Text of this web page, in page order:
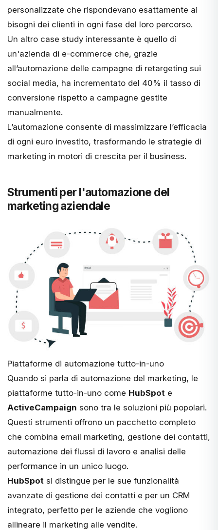
personalizzate che rispondevano esattamente ai
bisogni dei clienti in ogni fase del loro percorso.
Un altro case study interessante è quello di
un'azienda di e-commerce che, grazie
all’automazione delle campagne di retargeting sui
social media, ha incrementato del 40% il tasso di
conversione rispetto a campagne gestite
manualmente.
L’automazione consente di massimizzare l’efficacia
di ogni euro investito, trasformando le strategie di
marketing in motori di crescita per il business.
Strumenti per l'automazione del
marketing aziendale
Piattaforme di automazione tutto-in-uno
Quando si parla di automazione del marketing, le
piattaforme tutto-in-uno come HubSpot e
ActiveCampaign sono tra le soluzioni più popolari.
Questi strumenti offrono un pacchetto completo
che combina email marketing, gestione dei contatti,
automazione dei flussi di lavoro e analisi delle
performance in un unico luogo.
HubSpot si distingue per le sue funzionalità
avanzate di gestione dei contatti e per un CRM
integrato, perfetto per le aziende che vogliono
allineare il marketing alle vendite.